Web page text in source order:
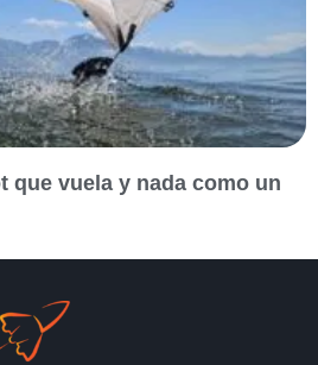
que vuela y nada como un